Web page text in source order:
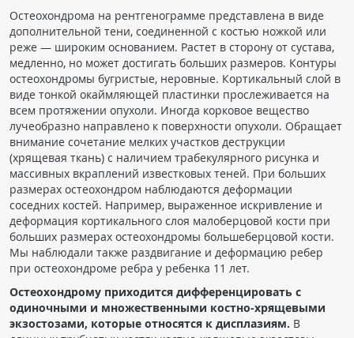
Остеохондрома на рентгенограмме представлена в виде
дополнительной тени, соединенной с костью ножкой или
реже — широким основанием. Растет в сторону от сустава,
медленно, но может достигать больших размеров. Контуры
остеохондромы бугристые, неровные. Кортикальный слой в
виде тонкой окаймляющей пластинки прослеживается на
всем протяжении опухоли. Иногда корковое вещество
лучеобразно направлено к поверхности опухоли. Обращает
внимание сочетание мелких участков деструкции
(хрящевая ткань) с наличием трабекулярного рисунка и
массивных вкраплений известковых теней. При больших
размерах остеохондром наблюдаются деформации
соседних костей. Например, выраженное искривление и
деформация кортикального слоя малоберцовой кости при
больших размерах остеохондромы большеберцовой кости.
Мы наблюдали также раздвигание и деформацию ребер
при остеохондроме ребра у ребенка 11 лет.
Остеохондрому приходится дифференцировать с
одиночными и множественными костно-хрящевыми
экзостозами, которые относятся к дисплазиям. В